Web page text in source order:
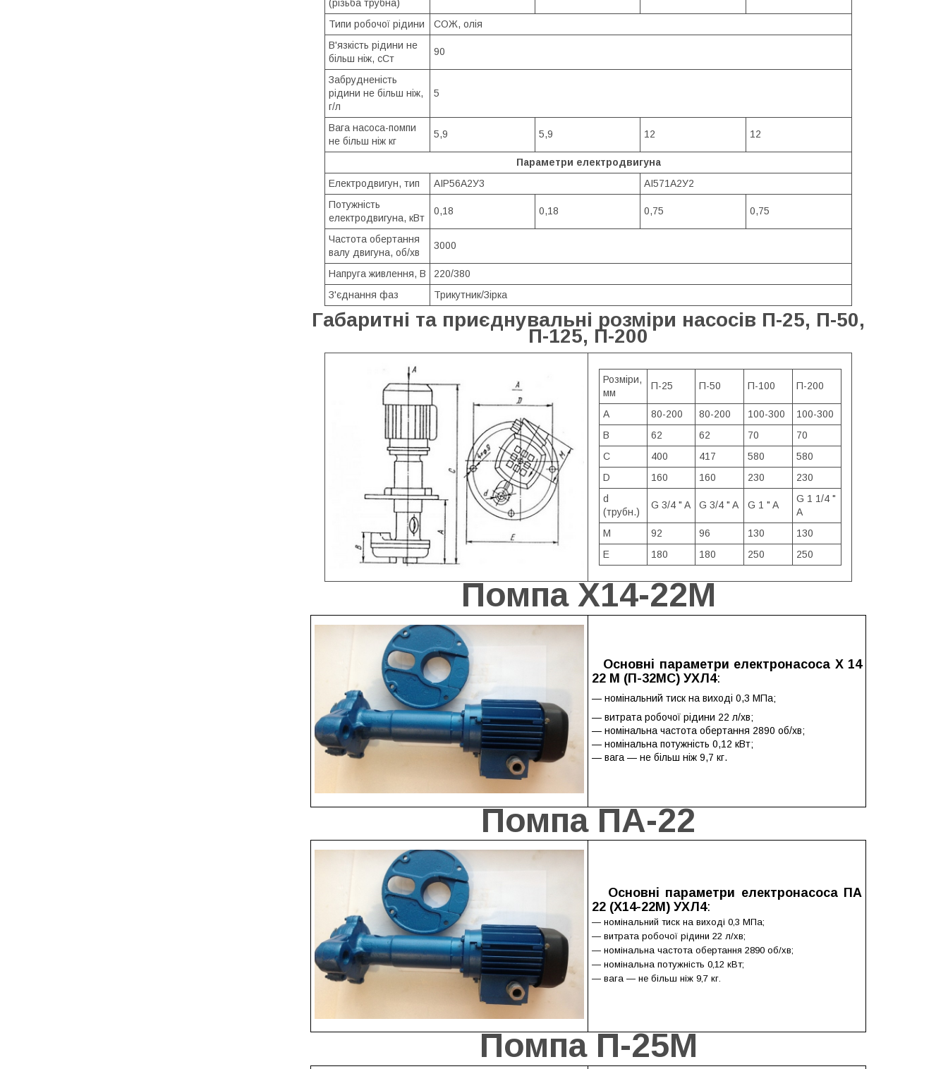
(різьба трубна)
Типи робочої рідини
СОЖ, олія
В'язкість рідини не
більш ніж, сСт
90
Забрудненість
рідини не більш ніж,
г/л
5
Вага насоса-помпи
не більш ніж кг
5,9 5,9 12 12
Параметри електродвигуна
Електродвигун, тип
АІР56А2У3
АІ571А2У2
Потужність
електродвигуна, кВт
0,18 0,18 0,75 0,75
Частота обертання
валу двигуна, об/хв
3000
Напруга живлення, В
220/380
З'єднання фаз
Трикутник/Зірка
Габаритні та приєднувальні розміри насосів П-25, П-50,
П-125, П-200
Розміри,
мм
П-25 П-50 П-100 П-200
A 80-200 80-200 100-300
100-300
B
62 62 70
70
C
400 417 580
580
D
160 160 230
230
d
(трубн.)
G 3/4 " A G 3/4 " A G 1 " A
G 1 1/4 "
A
M
92 96 130
130
E
180 180 250 250
Помпа Х14-22М
Основні параметри електронасоса Х 14
22 М (П-32МС) УХЛ4:
— номінальний тиск на виході 0,3 МПа;
— витрата робочої рідини 22 л/хв;
— номінальна частота обертання 2890 об/хв;
— номінальна потужність 0,12 кВт;
— вага — не більш ніж 9,7 кг.
Помпа ПА-22
Основні параметри електронасоса ПА
22 (Х14-22М) УХЛ4:
— номінальний тиск на виході 0,3 МПа;
— витрата робочої рідини 22 л/хв;
— номінальна частота обертання 2890 об/хв;
— номінальна потужність 0,12 кВт;
— вага — не більш ніж 9,7 кг.
Помпа П-25М